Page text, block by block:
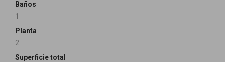
Baños
1
Planta
2
Superficie total